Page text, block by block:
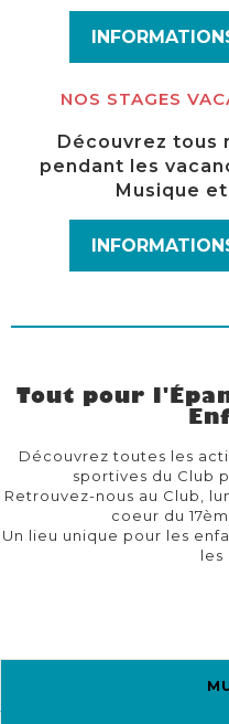
NOS STAGES
Découvrez tous
pendant les
Musique
Tout pour
Découvrez toutes les
sportives du Club
Retrouvez-nous au Club,
coeur du
Un lieu unique pour les
les